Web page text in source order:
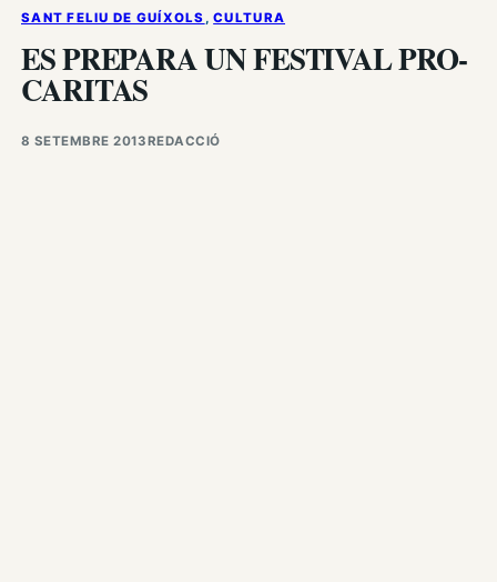
SANT FELIU DE GUÍXOLS , CULTURA
ES PREPARA UN FESTIVAL PRO-
CARITAS
8 SETEMBRE 2013REDACCIÓ